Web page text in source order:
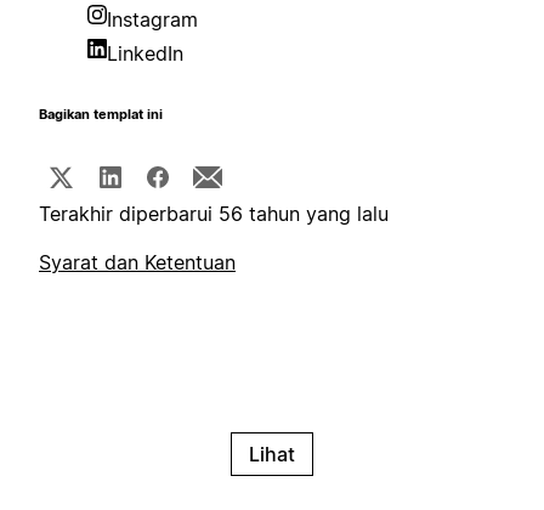
Instagram
LinkedIn
Bagikan templat ini
Terakhir diperbarui 56 tahun yang lalu
Syarat dan Ketentuan
Lihat